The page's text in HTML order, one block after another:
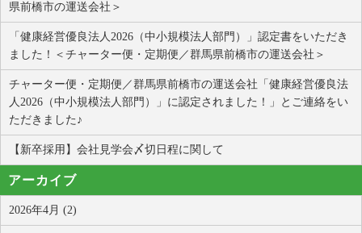
県前橋市の運送会社＞
「健康経営優良法人2026（中小規模法人部門）」認定書をいただき
ました！＜チャーター便・定期便／群馬県前橋市の運送会社＞
チャーター便・定期便／群馬県前橋市の運送会社「健康経営優良法
人2026（中小規模法人部門）」に認定されました！」とご連絡をい
ただきました♪
【新卒採用】会社見学会〆切日程に関して
アーカイブ
2026年4月 (2)